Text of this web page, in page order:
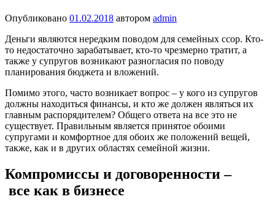
Опубликовано 01.02.2018 автором admin
Деньги являются нередким поводом для семейных ссор. Кто-
то недостаточно зарабатывает, кто-то чрезмерно тратит, а
также у супругов возникают разногласия по поводу
планирования бюджета и вложений.
Помимо этого, часто возникает вопрос – у кого из супругов
должны находиться финансы, и кто же должен являться их
главным распорядителем? Общего ответа на все это не
существует. Правильным является принятое обоими
супругами и комфортное для обоих же положений вещей,
также, как и в других областях семейной жизни.
Компромиссы и договоренности –
все как в бизнесе